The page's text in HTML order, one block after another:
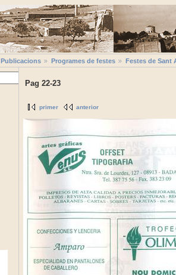
Publicacions Programes de festes Festes de Sant
Pag 22-23
primer anterior